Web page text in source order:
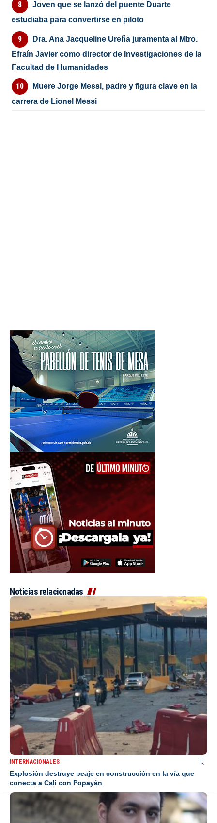
Joven que se lanzó del puente Duarte
estudiaba para convertirse en piloto
Dra. Ana Jacqueline Ureña juramenta al Mtro.
Efraín Javier como director de Investigaciones de la
Facultad de Humanidades
Muere Jorge Messi, padre y figura clave en la
carrera de Lionel Messi
Noticias relacionadas
INTERNACIONALES
Explosión destruye peaje en construcción en la vía que
conecta a Cali con Popayán